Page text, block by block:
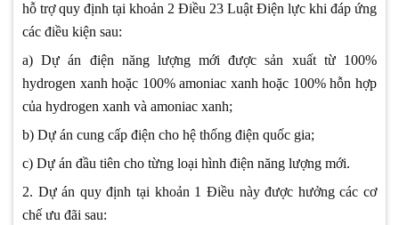
hỗ trợ quy định tại khoản 2 Điều 23 Luật Điện lực khi đáp ứng
các điều kiện sau:
a) Dự án điện năng lượng mới được sản xuất từ 100%
hydrogen xanh hoặc 100% amoniac xanh hoặc 100% hỗn hợp
của hydrogen xanh và amoniac xanh;
b) Dự án cung cấp điện cho hệ thống điện quốc gia;
c) Dự án đầu tiên cho từng loại hình điện năng lượng mới.
2. Dự án quy định tại khoản 1 Điều này được hưởng các cơ
chế ưu đãi sau: